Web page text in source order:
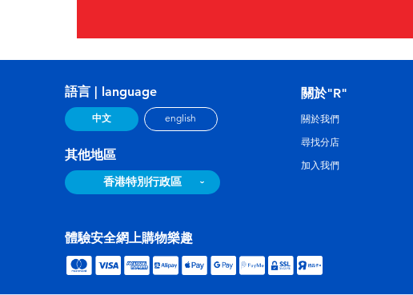
語言 | language
中文 english
其他地區
香港特別行政區
關於"R"
關於我們
尋找分店
加入我們
體驗安全網上購物樂趣